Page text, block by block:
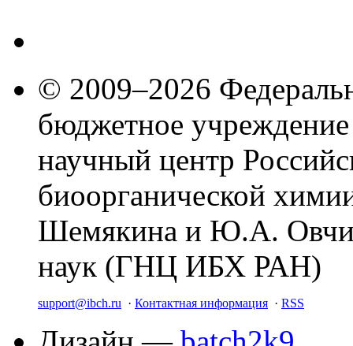
© 2009–2026
бюджетное
научный центр
биоорганической
Шемякина и Ю.А.
наук (ГНЦ ИБХ РАН)
support@ibch.ru · Контактная информация · RSS